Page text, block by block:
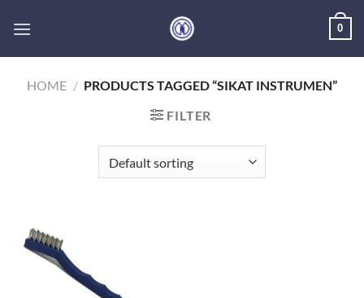
0
HOME / PRODUCTS TAGGED “SIKAT INSTRUMEN”
FILTER